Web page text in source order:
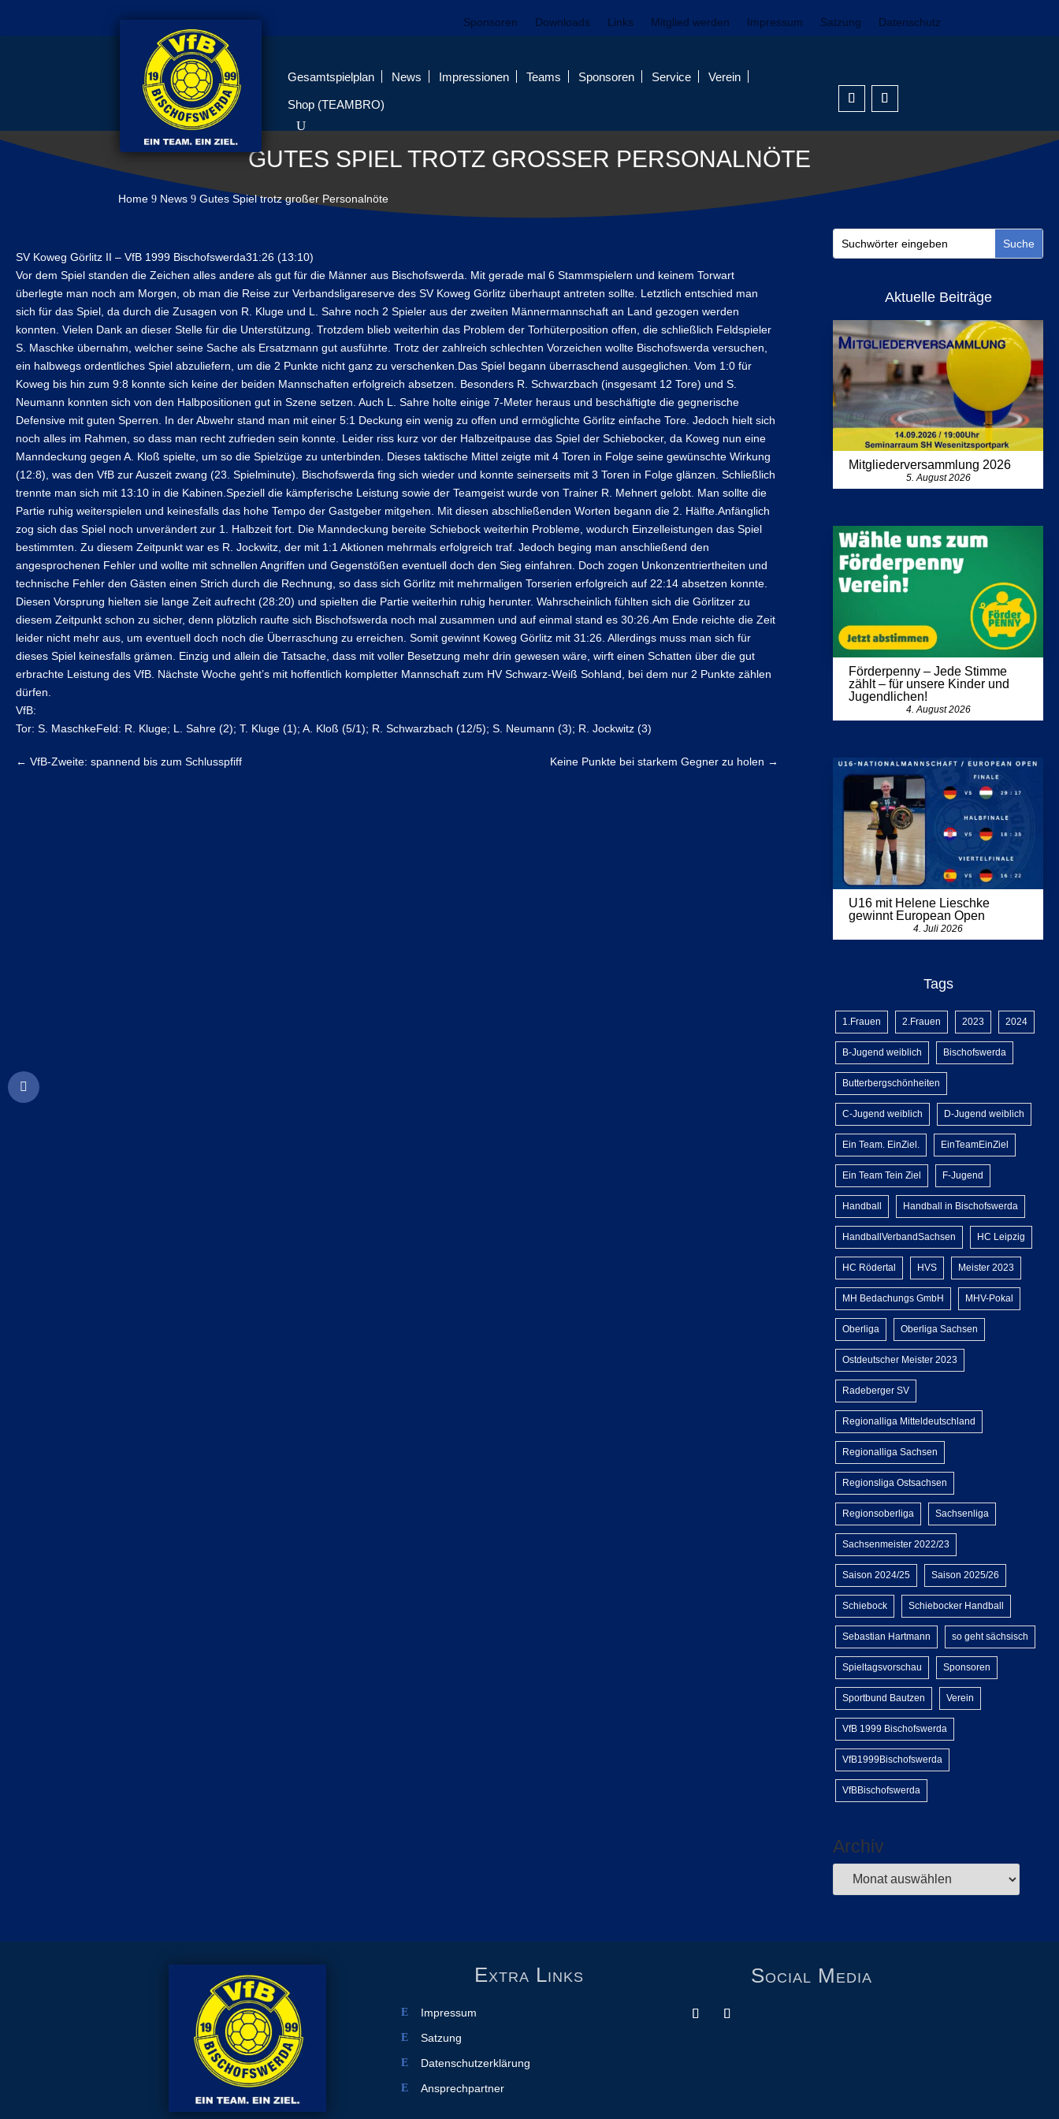
Sponsoren Downloads Links Mitglied werden Impressum Satzung Datenschutz
Gesamtspielplan News Impressionen Teams Sponsoren Service Verein
Shop (TEAMBRO)
GUTES SPIEL TROTZ GROSSER PERSONALNÖTE
Home 9 News 9 Gutes Spiel trotz großer Personalnöte
SV Koweg Görlitz II – VfB 1999 Bischofswerda31:26 (13:10)
Vor dem Spiel standen die Zeichen alles andere als gut für die Männer aus Bischofswerda. Mit gerade mal 6 Stammspielern und keinem Torwart
überlegte man noch am Morgen, ob man die Reise zur Verbandsligareserve des SV Koweg Görlitz überhaupt antreten sollte. Letztlich entschied man
sich für das Spiel, da durch die Zusagen von R. Kluge und L. Sahre noch 2 Spieler aus der zweiten Männermannschaft an Land gezogen werden
konnten. Vielen Dank an dieser Stelle für die Unterstützung. Trotzdem blieb weiterhin das Problem der Torhüterposition offen, die schließlich Feldspieler
S. Maschke übernahm, welcher seine Sache als Ersatzmann gut ausführte. Trotz der zahlreich schlechten Vorzeichen wollte Bischofswerda versuchen,
ein halbwegs ordentliches Spiel abzuliefern, um die 2 Punkte nicht ganz zu verschenken.Das Spiel begann überraschend ausgeglichen. Vom 1:0 für
Koweg bis hin zum 9:8 konnte sich keine der beiden Mannschaften erfolgreich absetzen. Besonders R. Schwarzbach (insgesamt 12 Tore) und S.
Neumann konnten sich von den Halbpositionen gut in Szene setzen. Auch L. Sahre holte einige 7-Meter heraus und beschäftigte die gegnerische
Defensive mit guten Sperren. In der Abwehr stand man mit einer 5:1 Deckung ein wenig zu offen und ermöglichte Görlitz einfache Tore. Jedoch hielt sich
noch alles im Rahmen, so dass man recht zufrieden sein konnte. Leider riss kurz vor der Halbzeitpause das Spiel der Schiebocker, da Koweg nun eine
Manndeckung gegen A. Kloß spielte, um so die Spielzüge zu unterbinden. Dieses taktische Mittel zeigte mit 4 Toren in Folge seine gewünschte Wirkung
(12:8), was den VfB zur Auszeit zwang (23. Spielminute). Bischofswerda fing sich wieder und konnte seinerseits mit 3 Toren in Folge glänzen. Schließlich
trennte man sich mit 13:10 in die Kabinen.Speziell die kämpferische Leistung sowie der Teamgeist wurde von Trainer R. Mehnert gelobt. Man sollte die
Partie ruhig weiterspielen und keinesfalls das hohe Tempo der Gastgeber mitgehen. Mit diesen abschließenden Worten begann die 2. Hälfte.Anfänglich
zog sich das Spiel noch unverändert zur 1. Halbzeit fort. Die Manndeckung bereite Schiebock weiterhin Probleme, wodurch Einzelleistungen das Spiel
bestimmten. Zu diesem Zeitpunkt war es R. Jockwitz, der mit 1:1 Aktionen mehrmals erfolgreich traf. Jedoch beging man anschließend den
angesprochenen Fehler und wollte mit schnellen Angriffen und Gegenstößen eventuell doch den Sieg einfahren. Doch zogen Unkonzentriertheiten und
technische Fehler den Gästen einen Strich durch die Rechnung, so dass sich Görlitz mit mehrmaligen Torserien erfolgreich auf 22:14 absetzen konnte.
Diesen Vorsprung hielten sie lange Zeit aufrecht (28:20) und spielten die Partie weiterhin ruhig herunter. Wahrscheinlich fühlten sich die Görlitzer zu
diesem Zeitpunkt schon zu sicher, denn plötzlich raufte sich Bischofswerda noch mal zusammen und auf einmal stand es 30:26.Am Ende reichte die Zeit
leider nicht mehr aus, um eventuell doch noch die Überraschung zu erreichen. Somit gewinnt Koweg Görlitz mit 31:26. Allerdings muss man sich für
dieses Spiel keinesfalls grämen. Einzig und allein die Tatsache, dass mit voller Besetzung mehr drin gewesen wäre, wirft einen Schatten über die gut
erbrachte Leistung des VfB. Nächste Woche geht’s mit hoffentlich kompletter Mannschaft zum HV Schwarz-Weiß Sohland, bei dem nur 2 Punkte zählen
dürfen.
VfB:
Tor: S. MaschkeFeld: R. Kluge; L. Sahre (2); T. Kluge (1); A. Kloß (5/1); R. Schwarzbach (12/5); S. Neumann (3); R. Jockwitz (3)
← VfB-Zweite: spannend bis zum Schlusspfiff Keine Punkte bei starkem Gegner zu holen →
Aktuelle Beiträge
Mitgliederversammlung 2026
5. August 2026
Förderpenny – Jede Stimme
zählt – für unsere Kinder und
Jugendlichen!
4. August 2026
U16 mit Helene Lieschke
gewinnt European Open
4. Juli 2026
Tags
1.Frauen 2.Frauen 2023 2024
B-Jugend weiblich Bischofswerda
Butterbergschönheiten
C-Jugend weiblich D-Jugend weiblich
Ein Team. EinZiel. EinTeamEinZiel
Ein Team Tein Ziel F-Jugend
Handball Handball in Bischofswerda
HandballVerbandSachsen HC Leipzig
HC Rödertal HVS Meister 2023
MH Bedachungs GmbH MHV-Pokal
Oberliga Oberliga Sachsen
Ostdeutscher Meister 2023
Radeberger SV
Regionalliga Mitteldeutschland
Regionalliga Sachsen
Regionsliga Ostsachsen
Regionsoberliga Sachsenliga
Sachsenmeister 2022/23
Saison 2024/25 Saison 2025/26
Schiebock Schiebocker Handball
Sebastian Hartmann so geht sächsisch
Spieltagsvorschau Sponsoren
Sportbund Bautzen Verein
VfB 1999 Bischofswerda
VfB1999Bischofswerda
VfBBischofswerda
Archiv
Extra Links
Impressum
Satzung
Datenschutzerklärung
Ansprechpartner
Social Media